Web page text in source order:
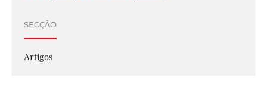
SECÇÃO
Artigos